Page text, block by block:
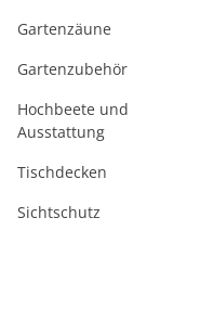
Gartenzäune
Gartenzubehör
Hochbeete und
Ausstattung
Tischdecken
Sichtschutz